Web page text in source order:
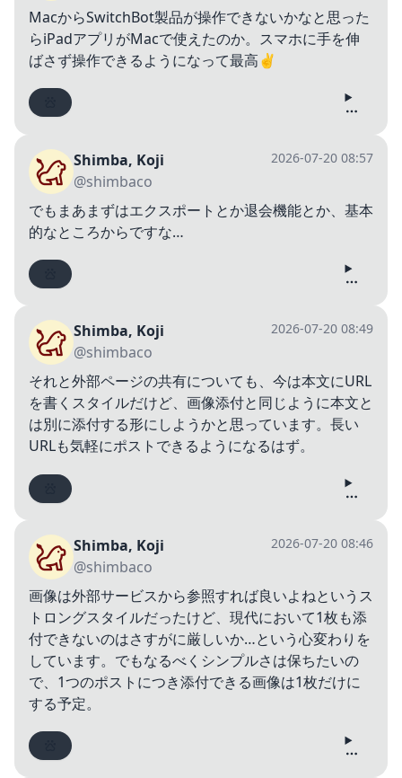
MacからSwitchBot製品が操作できないかなと思った
らiPadアプリがMacで使えたのか。スマホに手を伸
ばさず操作できるようになって最高✌️
Shimba, Koji
@shimbaco
2026-07-20 08:57
でもまあまずはエクスポートとか退会機能とか、基本
的なところからですな…
Shimba, Koji
@shimbaco
2026-07-20 08:49
それと外部ページの共有についても、今は本文にURL
を書くスタイルだけど、画像添付と同じように本文と
は別に添付する形にしようかと思っています。長い
URLも気軽にポストできるようになるはず。
Shimba, Koji
@shimbaco
2026-07-20 08:46
画像は外部サービスから参照すれば良いよねというス
トロングスタイルだったけど、現代において1枚も添
付できないのはさすがに厳しいか…という心変わりを
しています。でもなるべくシンプルさは保ちたいの
で、1つのポストにつき添付できる画像は1枚だけに
する予定。